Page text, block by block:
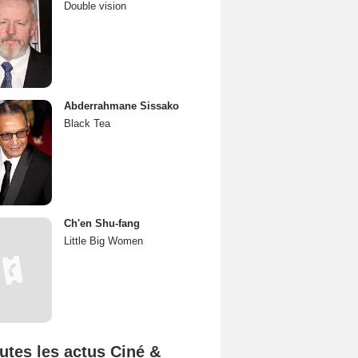
Double vision
Abderrahmane Sissako
Black Tea
Ch'en Shu-fang
Little Big Women
les actus Ciné &